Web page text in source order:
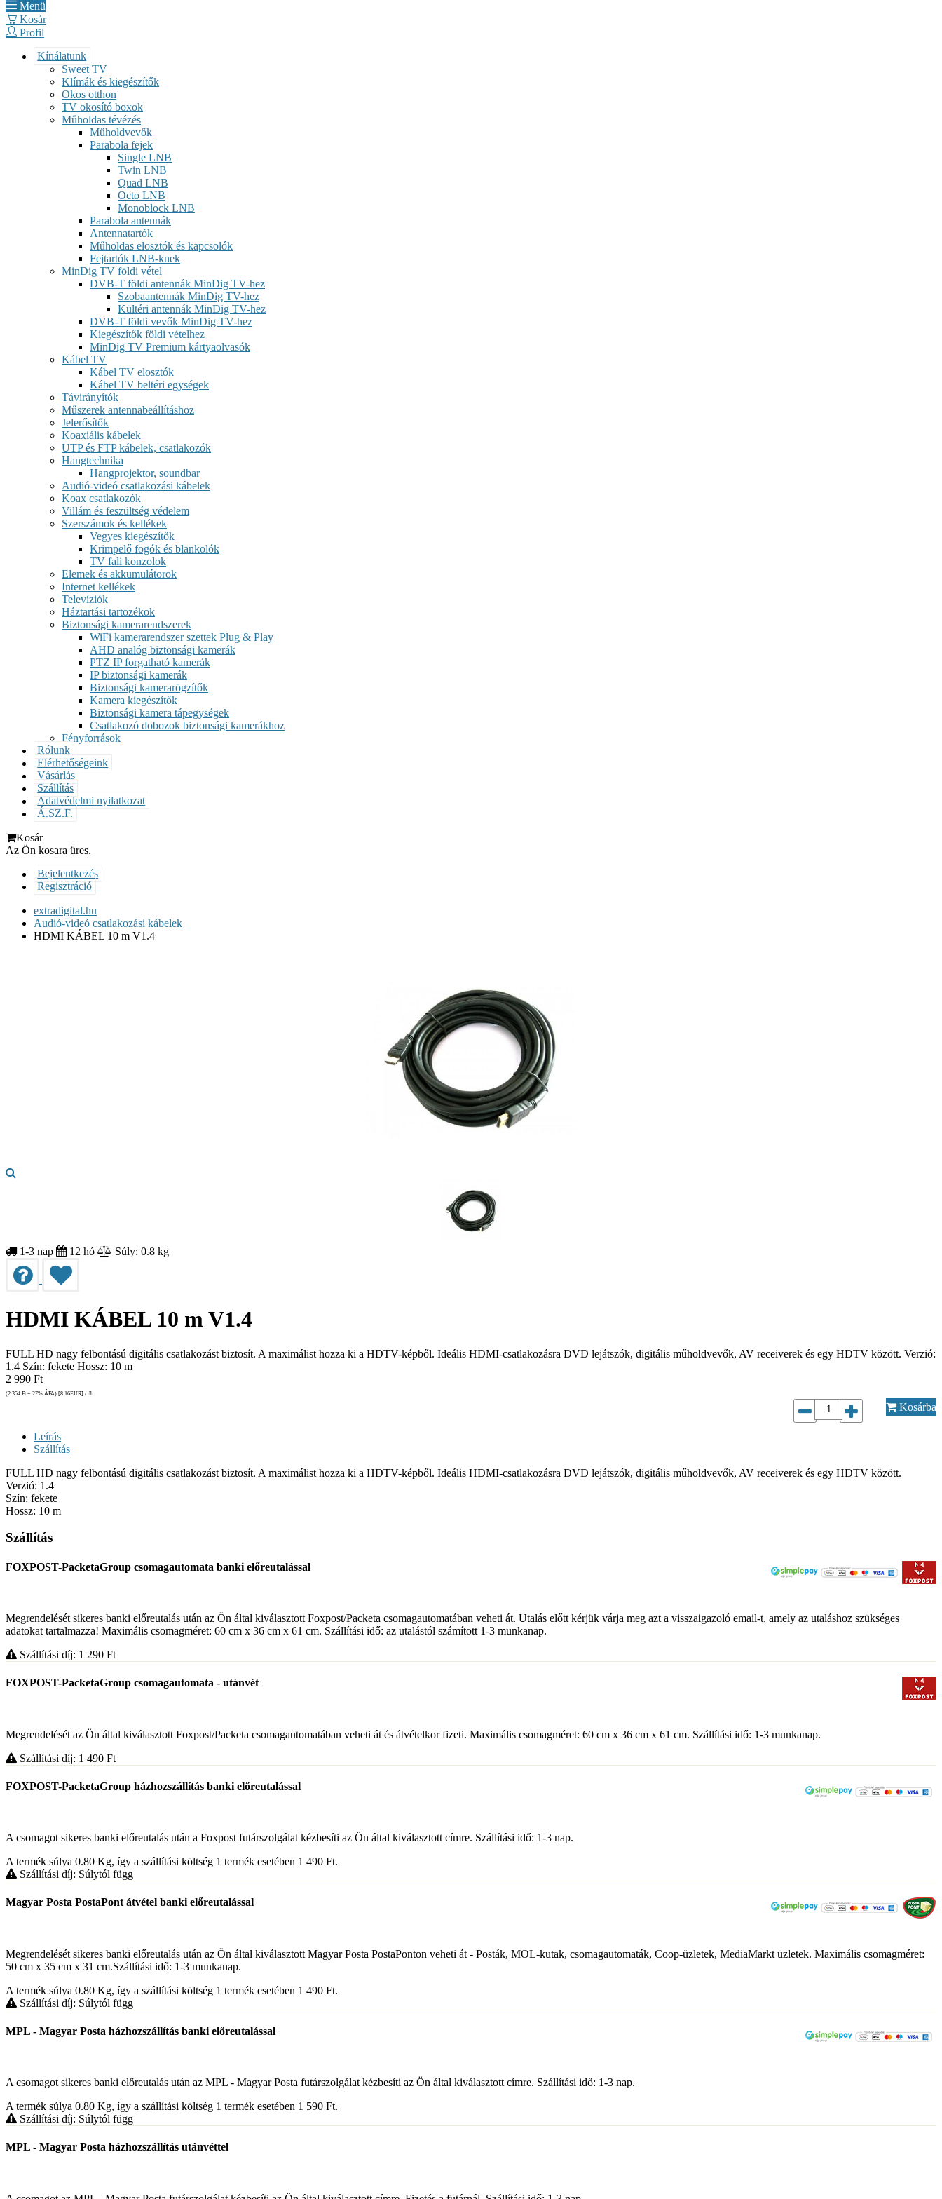
Menü
Kosár
Profil
Kínálatunk
Sweet TV
Klímák és kiegészítők
Okos otthon
TV okosító boxok
Műholdas tévézés
Műholdvevők
Parabola fejek
Single LNB
Twin LNB
Quad LNB
Octo LNB
Monoblock LNB
Parabola antennák
Antennatartók
Műholdas elosztók és kapcsolók
Fejtartók LNB-knek
MinDig TV földi vétel
DVB-T földi antennák MinDig TV-hez
Szobaantennák MinDig TV-hez
Kültéri antennák MinDig TV-hez
DVB-T földi vevők MinDig TV-hez
Kiegészítők földi vételhez
MinDig TV Premium kártyaolvasók
Kábel TV
Kábel TV elosztók
Kábel TV beltéri egységek
Távirányítók
Műszerek antennabeállításhoz
Jelerősítők
Koaxiális kábelek
UTP és FTP kábelek, csatlakozók
Hangtechnika
Hangprojektor, soundbar
Audió-videó csatlakozási kábelek
Koax csatlakozók
Villám és feszültség védelem
Szerszámok és kellékek
Vegyes kiegészítők
Krimpelő fogók és blankolók
TV fali konzolok
Elemek és akkumulátorok
Internet kellékek
Televíziók
Háztartási tartozékok
Biztonsági kamerarendszerek
WiFi kamerarendszer szettek Plug & Play
AHD analóg biztonsági kamerák
PTZ IP forgatható kamerák
IP biztonsági kamerák
Biztonsági kamerarögzítők
Kamera kiegészítők
Biztonsági kamera tápegységek
Csatlakozó dobozok biztonsági kamerákhoz
Fényforrások
Rólunk
Elérhetőségeink
Vásárlás
Szállítás
Adatvédelmi nyilatkozat
Á.SZ.F.
Kosár
Az Ön kosara üres.
Bejelentkezés
Regisztráció
extradigital.hu
Audió-videó csatlakozási kábelek
HDMI KÁBEL 10 m V1.4
1-3 nap 12 hó Súly: 0.8 kg
HDMI KÁBEL 10 m V1.4
FULL HD nagy felbontású digitális csatlakozást biztosít. A maximálist hozza ki a HDTV-képből. Ideális HDMI-csatlakozásra DVD lejátszók, digitális műholdvevők, AV receiverek és egy HDTV között. Verzió:
1.4 Szín: fekete Hossz: 10 m
2 990 Ft
(2 354 Ft + 27% ÁFA) [8.16EUR] / db
Kosárba
Leírás
Szállítás
FULL HD nagy felbontású digitális csatlakozást biztosít. A maximálist hozza ki a HDTV-képből. Ideális HDMI-csatlakozásra DVD lejátszók, digitális műholdvevők, AV receiverek és egy HDTV között.
Verzió: 1.4
Szín: fekete
Hossz: 10 m
Szállítás
FOXPOST-PacketaGroup csomagautomata banki előreutalással
Megrendelését sikeres banki előreutalás után az Ön által kiválasztott Foxpost/Packeta csomagautomatában veheti át. Utalás előtt kérjük várja meg azt a visszaigazoló email-t, amely az utaláshoz szükséges
adatokat tartalmazza! Maximális csomagméret: 60 cm x 36 cm x 61 cm. Szállítási idő: az utalástól számított 1-3 munkanap.
Szállítási díj: 1 290 Ft
FOXPOST-PacketaGroup csomagautomata - utánvét
Megrendelését az Ön által kiválasztott Foxpost/Packeta csomagautomatában veheti át és átvételkor fizeti. Maximális csomagméret: 60 cm x 36 cm x 61 cm. Szállítási idő: 1-3 munkanap.
Szállítási díj: 1 490 Ft
FOXPOST-PacketaGroup házhozszállítás banki előreutalással
A csomagot sikeres banki előreutalás után a Foxpost futárszolgálat kézbesíti az Ön által kiválasztott címre. Szállítási idő: 1-3 nap.
A termék súlya 0.80 Kg, így a szállítási költség 1 termék esetében 1 490 Ft.
Szállítási díj: Súlytól függ
Magyar Posta PostaPont átvétel banki előreutalással
Megrendelését sikeres banki előreutalás után az Ön által kiválasztott Magyar Posta PostaPonton veheti át - Posták, MOL-kutak, csomagautomaták, Coop-üzletek, MediaMarkt üzletek. Maximális csomagméret:
50 cm x 35 cm x 31 cm.Szállítási idő: 1-3 munkanap.
A termék súlya 0.80 Kg, így a szállítási költség 1 termék esetében 1 490 Ft.
Szállítási díj: Súlytól függ
MPL - Magyar Posta házhozszállítás banki előreutalással
A csomagot sikeres banki előreutalás után az MPL - Magyar Posta futárszolgálat kézbesíti az Ön által kiválasztott címre. Szállítási idő: 1-3 nap.
A termék súlya 0.80 Kg, így a szállítási költség 1 termék esetében 1 590 Ft.
Szállítási díj: Súlytól függ
MPL - Magyar Posta házhozszállítás utánvéttel